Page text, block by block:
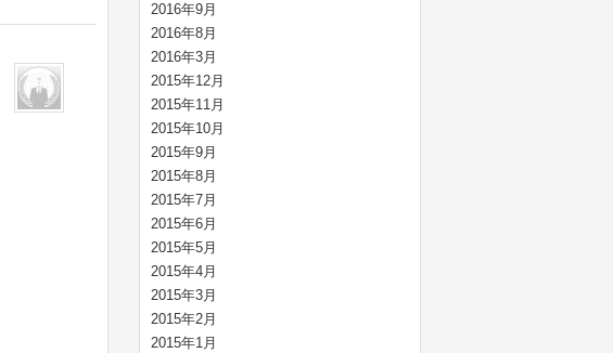
2016年9月
2016年8月
2016年3月
2015年12月
2015年11月
2015年10月
2015年9月
2015年8月
2015年7月
2015年6月
2015年5月
2015年4月
2015年3月
2015年2月
2015年1月